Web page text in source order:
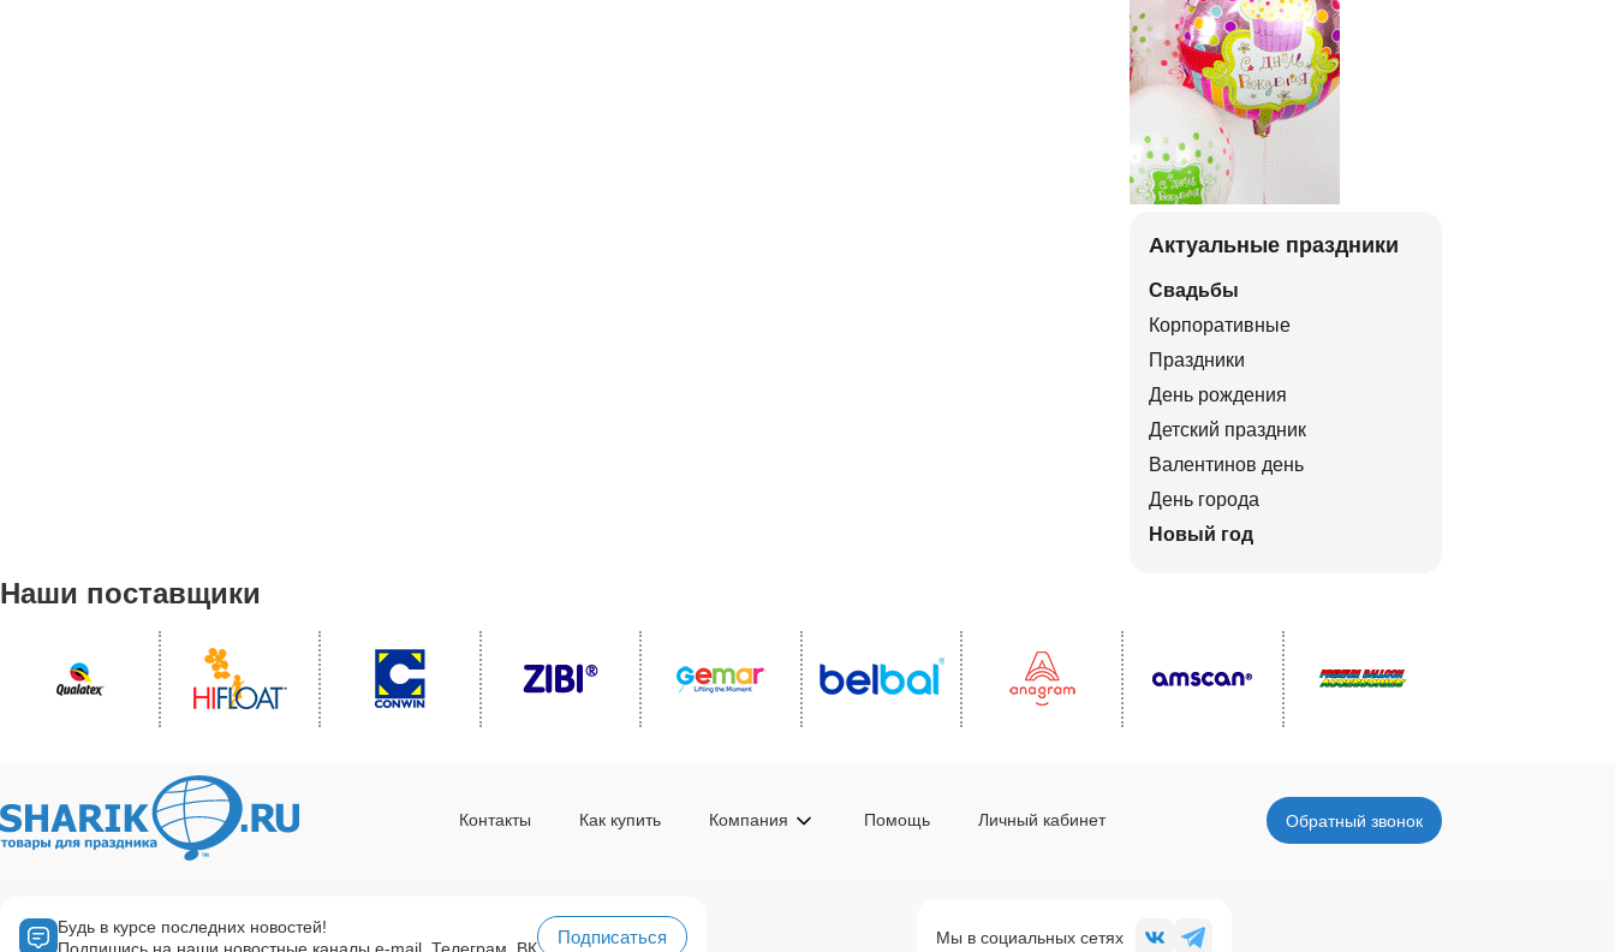
Актуальные праздники
Свадьбы
Корпоративные
Праздники
День рождения
Детский праздник
Валентинов день
День города
Новый год
Наши поставщики
Контакты Как купить Компания Помощь Личный кабинет Обратный звонок
Будь в курсе последних новостей!
Подписаться Мы в социальных сетях